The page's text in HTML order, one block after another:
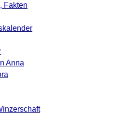
Fakten
Anna